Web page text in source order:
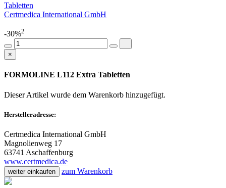
Tabletten
Certmedica International GmbH
-30%2
×
FORMOLINE L112 Extra Tabletten
Dieser Artikel wurde dem Warenkorb hinzugefügt.
Herstelleradresse:
Certmedica International GmbH
Magnolienweg 17
63741 Aschaffenburg
www.certmedica.de
weiter einkaufen zum Warenkorb